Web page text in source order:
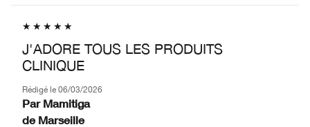
J'ADORE TOUS LES PRODUITS
CLINIQUE
Rédigé le 06/03/2026
Par Mamitiga
de Marseille